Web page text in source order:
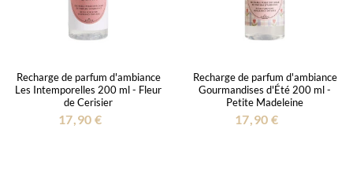
Recharge de parfum d'ambiance
Les Intemporelles 200 ml - Fleur
de Cerisier
17,90 €
Recharge de parfum d'ambiance
Gourmandises d'Été 200 ml -
Petite Madeleine
17,90 €